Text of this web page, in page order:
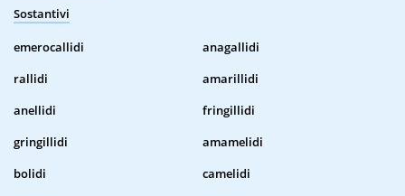
Sostantivi
emerocallidi
anagallidi
rallidi
amarillidi
anellidi
fringillidi
gringillidi
amamelidi
bolidi
camelidi